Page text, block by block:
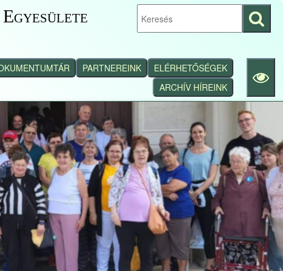
Keresés
indítása
PARTNEREINK
ELÉRHETŐSÉGEK
ARCHÍV HÍREINK